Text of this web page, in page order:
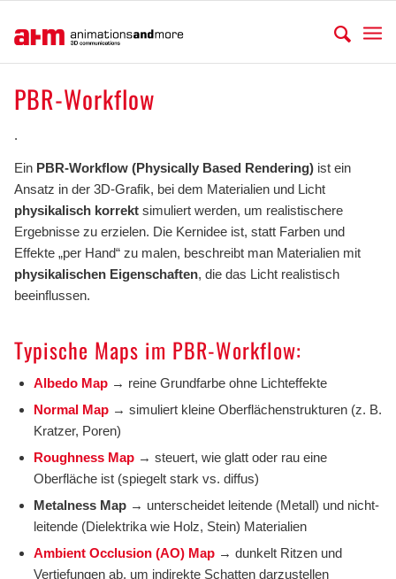
PBR-Workflow
.
Ein PBR-Workflow (Physically Based Rendering)ist ein
Ansatz in der 3D-Grafik, bei dem Materialien und Licht
physikalisch korrektsimuliert werden, um realistischere
Ergebnisse zu erzielen. Die Kernidee ist, statt Farben und
Effekte „per Hand“ zu malen, beschreibt man Materialien mit
physikalischen Eigenschaften, die das Licht realistisch
beeinflussen.
Typische Maps im PBR-Workflow:
Albedo Map→ reine Grundfarbe ohne Lichteffekte
Normal Map→ simuliert kleine Oberflächenstrukturen (z. B.
Kratzer, Poren)
Roughness Map→ steuert, wie glatt oder rau eine
Oberfläche ist (spiegelt stark vs. diffus)
Metalness Map→ unterscheidet leitende (Metall) und nicht-
leitende (Dielektrika wie Holz, Stein) Materialien
Ambient Occlusion (AO) Map→ dunkelt Ritzen und
Vertiefungen ab, um indirekte Schatten darzustellen